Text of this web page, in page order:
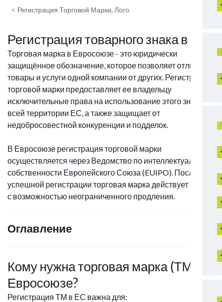
< Регистрация Торговой Марки, Лого
Регистрация товарного знака в ЕС
Торговая марка в Евросоюзе - это юридически
защищённое обозначение, которое позволяет отличать
товары и услуги одной компании от других. Регистрация
торговой марки предоставляет ее владельцу
исключительные права на использование этого знака на
всей территории ЕС, а также защищает от
недобросовестной конкуренции и подделок.
В Евросоюзе регистрация торговой марки
осуществляется через Ведомство по интеллектуальной
собственности Европейского Союза (EUIPO). После
успешной регистрации торговая марка действует 10 лет
с возможностью неограниченного продления.
Оглавление
Кому нужна торговая марка (ТМ) в
Евросоюзе?
Регистрация ТМ в ЕС важна для: